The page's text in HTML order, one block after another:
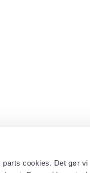
cookies. Det gør vi